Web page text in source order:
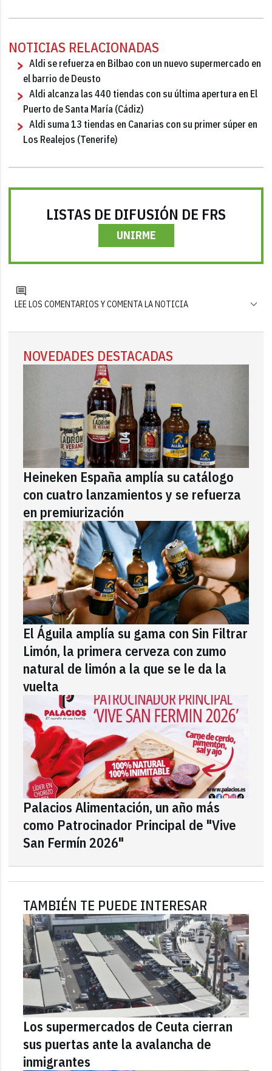
NOTICIAS RELACIONADAS
Aldi se refuerza en Bilbao con un nuevo supermercado en
el barrio de Deusto
Aldi alcanza las 440 tiendas con su última apertura en El
Puerto de Santa María (Cádiz)
Aldi suma 13 tiendas en Canarias con su primer súper en
Los Realejos (Tenerife)
LISTAS DE DIFUSIÓN DE FRS
UNIRME
LEE LOS COMENTARIOS Y COMENTA LA NOTICIA
NOVEDADES DESTACADAS
Heineken España amplía su catálogo
con cuatro lanzamientos y se refuerza
en premiurización
El Águila amplía su gama con Sin Filtrar
Limón, la primera cerveza con zumo
natural de limón a la que se le da la
vuelta
Palacios Alimentación, un año más
como Patrocinador Principal de "Vive
San Fermín 2026"
TAMBIÉN TE PUEDE INTERESAR
Los supermercados de Ceuta cierran
sus puertas ante la avalancha de
inmigrantes